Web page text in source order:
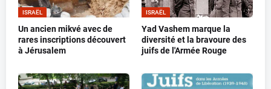
ISRAËL
Un ancien mikvé avec de
rares inscriptions découvert
à Jérusalem
ISRAËL
Yad Vashem marque la
diversité et la bravoure des
juifs de l'Armée Rouge